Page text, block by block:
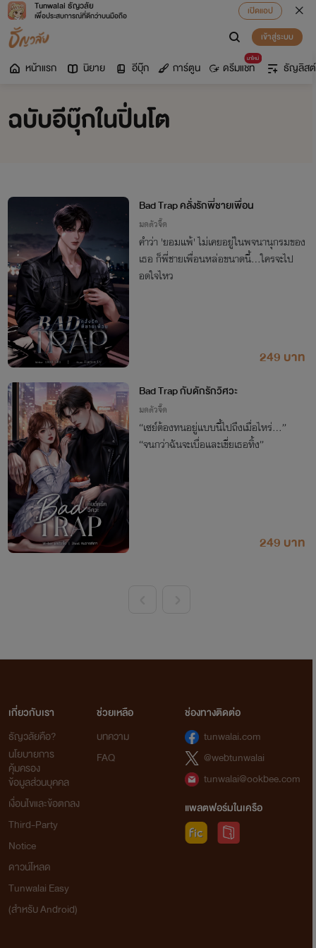
Tunwalai ธัญวลัย
เพื่อประสบการณ์ที่ดีกว่าบนมือถือ
เปิดแอป
เข้าสู่ระบบ
หน้าแรก นิยาย อีบุ๊ก การ์ตูน
มาใหม่
ดรีมแชท ธัญลิสต์
ฉบับอีบุ๊กในปิ่นโต
Bad Trap คลั่งรักพี่ชายเพื่อน
มดตัวจี๊ด
คำว่า 'ยอมแพ้' ไม่เคยอยู่ในพจนานุกรมของ
เธอ ก็พี่ชายเพื่อนหล่อขนาดนี้...ใครจะไป
อดใจไหว
249 บาท
Bad Trap กับดักรักวิศวะ
มดตัวจี๊ด
“เซย์ต้องทนอยู่แบบนี้ไปถึงเมื่อไหร่…”
“จนกว่าฉันจะเบื่อและเขี่ยเธอทิ้ง”
249 บาท
เกี่ยวกับเรา
ธัญวลัยคือ?
นโยบายการ
คุ้มครอง
ข้อมูลส่วนบุคคล
เงื่อนไขและข้อตกลง
Third-Party
Notice
ดาวน์โหลด
Tunwalai Easy
(สำหรับ Android)
ช่วยเหลือ
บทความ
FAQ
ช่องทางติดต่อ
tunwalai.com
@webtunwalai
tunwalai@ookbee.com
แพลตฟอร์มในเครือ